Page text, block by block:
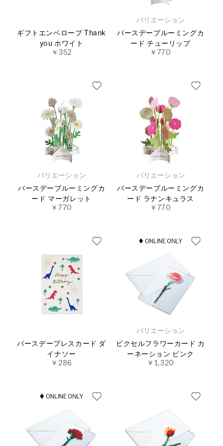
ギフトエンベロープ Thank
you ホワイト
￥352
バリエーション
バースデーブルーミングカ
ード チューリップ
￥770
バリエーション
バースデーブルーミングカ
ード マーガレット
￥770
バリエーション
バースデーブルーミングカ
ード ラナンキュラス
￥770
バースデープレスカード ダ
イナソー
￥286
バリエーション
ピクセルフラワーカード カ
ーネーション ピンク
￥1,320